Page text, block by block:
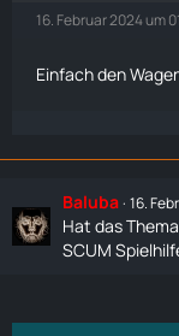
16. Februar 2024 um
Einfach den
Baluba 16.
Hat das
SCUM